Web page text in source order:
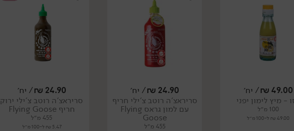
49.00
₪/ יח׳
- מיץ לימון יפני
100 מ״ל
49.00 ₪ ל-100 מ״ל
24.90
₪/ יח׳
סריראצ'ה רוטב צ'ילי חריף
עם למון גראס Flying
Goose
455 מ״ל
24.90
₪/ יח׳
סריראצ'ה רוטב צ'ילי ירוק
חריף Flying Goose
455 מ״ל
5.47 ₪ ל-100 מ״ל